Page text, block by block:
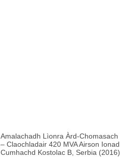
Amalachadh Lìonra Àrd-Chomasach
– Claochladair 420 MVA Airson Ionad
Cumhachd Kostolac B, Serbia (2016)